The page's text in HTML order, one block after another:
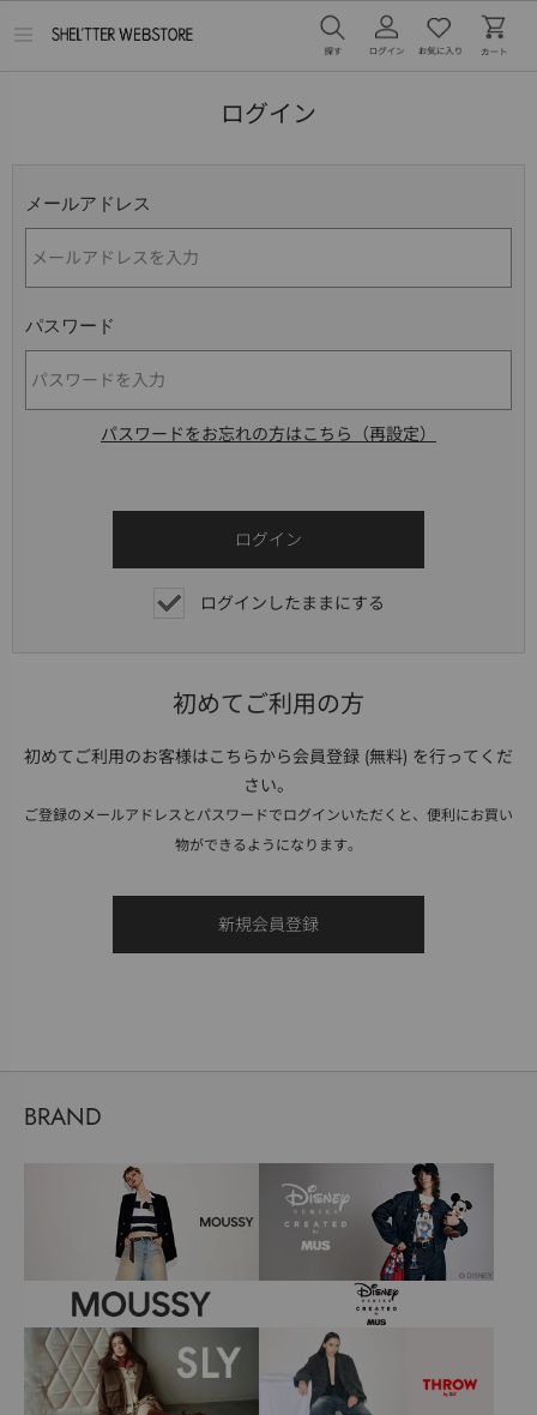
メ
ログイン
メールアドレス
パスワード
パスワードをお忘れの方はこちら（再設定）
ログインしたままにする
初めてご利用の方
初めてご利用のお客様はこちらから会員登録 (無料) を行ってくだ
さい。
ご登録のメールアドレスとパスワードでログインいただくと、便利にお買い
物ができるようになります。
BRAND